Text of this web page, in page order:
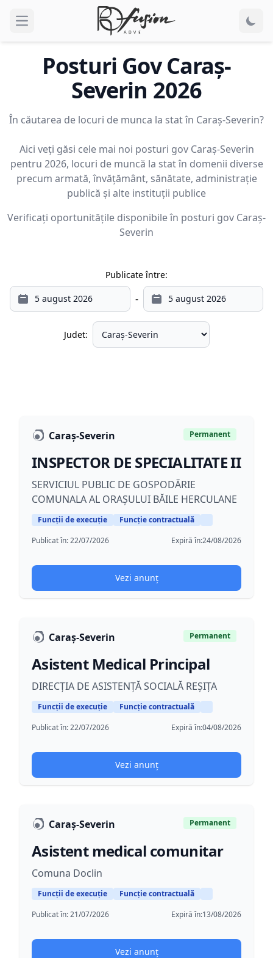
Open main menu
Posturi GovCaraş-
Severin 2026
În căutarea de locuri de munca la stat în Caraş-Severin?
Aici veți găsi cele mai noi posturi gov Caraş-Severin
pentru 2026, locuri de muncă la stat în domenii diverse
precum armată, învățământ, sănătate, administrație
publică și alte instituții publice
Verificați oportunitățile disponibile în posturi gov Caraş-
Severin
Publicate între:
-
Judet:
Caraș-Severin Permanent
INSPECTOR DE SPECIALITATE II
SERVICIUL PUBLIC DE GOSPODĂRIE
COMUNALA AL ORAȘULUI BĂILE HERCULANE
Funcții de execuție
Funcție contractuală
Publicat în:22/07/2026 Expiră în:24/08/2026
Vezi anunț
Caraș-Severin Permanent
Asistent Medical Principal
DIRECȚIA DE ASISTENȚĂ SOCIALĂ REȘIȚA
Funcții de execuție
Funcție contractuală
Publicat în:22/07/2026 Expiră în:04/08/2026
Vezi anunț
Caraș-Severin Permanent
Asistent medical comunitar
Comuna Doclin
Funcții de execuție
Funcție contractuală
Publicat în:21/07/2026 Expiră în:13/08/2026
Vezi anunț